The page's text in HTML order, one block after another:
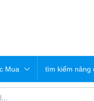
Mua tìm kiếm nâng